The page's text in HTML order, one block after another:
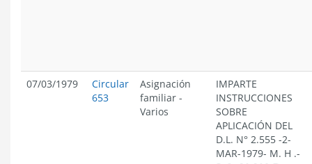
07/03/1979
Circular
653
Asignación
familiar -
Varios
IMPARTE
INSTRUCCIONES
SOBRE
APLICACIÓN DEL
D.L. N° 2.555 -2-
MAR-1979- M. H .-